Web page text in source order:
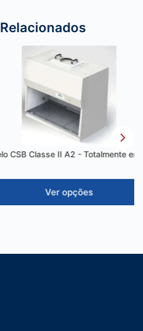
II A2 - Totalmente em Inox